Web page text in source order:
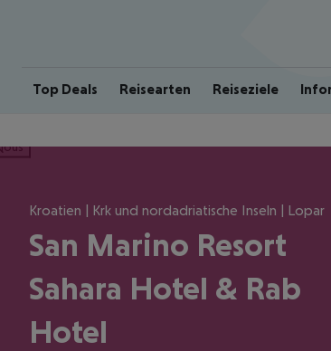
Top Deals Reisearten Reiseziele
Kroatien | Krk und nordadriatische Inseln | Lopar
San Marino Resort
Sahara Hotel & Rab
Hotel